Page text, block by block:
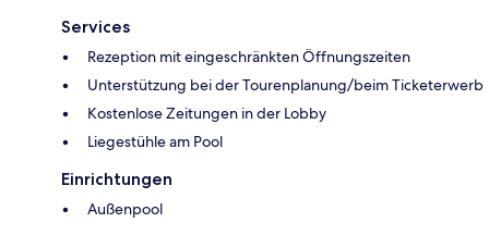
Services
Rezeption mit eingeschränkten Öffnungszeiten
Unterstützung bei der Tourenplanung/beim Ticketerwerb
Kostenlose Zeitungen in der Lobby
Liegestühle am Pool
Einrichtungen
Außenpool